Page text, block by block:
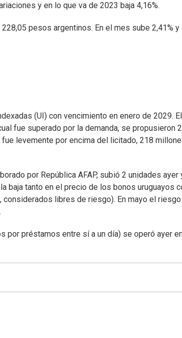
y en lo que va de 2023 baja 4,16%.
pesos argentinos. En el mes sube 2,41% y
(UI) con vencimiento en enero de 2029.
fue superado por la demanda, se propusieron
levemente por encima del licitado, 218
por República AFAP, subió 2 unidades ayer
baja tanto en el precio de los bonos uruguayos
libres de riesgo). En mayo el
por préstamos entre sí a un día) se operó ayer